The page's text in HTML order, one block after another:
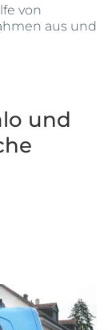
von
aus und
und